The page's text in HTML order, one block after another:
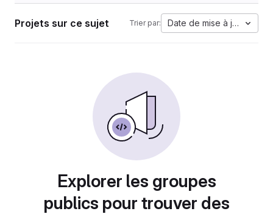
Projets sur ce sujet Trier par: Date de mise à jour
Explorer les groupes
publics pour trouver des